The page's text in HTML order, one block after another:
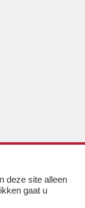
deze site alleen
gaat u